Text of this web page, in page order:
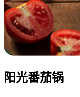
阳光番茄锅